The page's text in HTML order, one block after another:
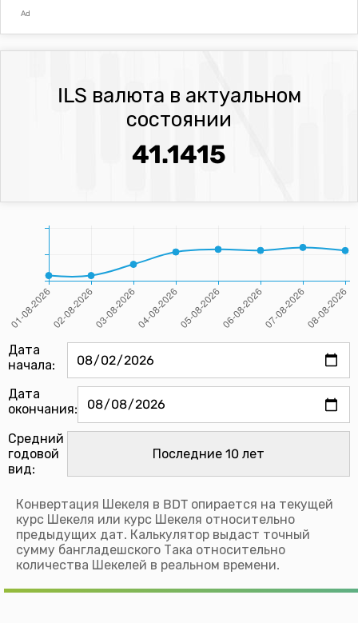
Ad
ILS валюта в актуальном
состоянии
41.1415
Дата
начала:
Дата
окончания:
Средний
годовой
вид:
Конвертация Шекеля в BDT опирается на текущей
курс Шекеля или курс Шекеля относительно
предыдущих дат. Калькулятор выдаст точный
сумму бангладешского Така относительно
количества Шекелей в реальном времени.